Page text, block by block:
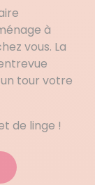
à
vous. La
un tour votre
de linge !